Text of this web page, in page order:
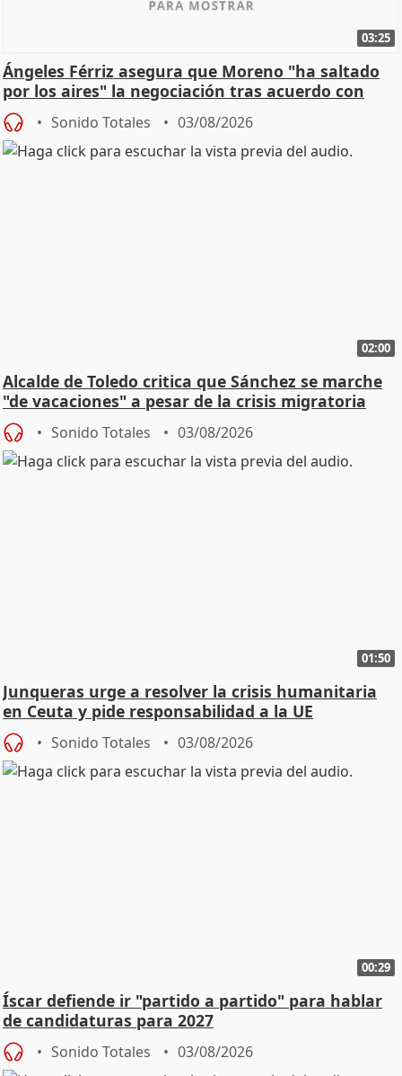
03:25
Ángeles Férriz asegura que Moreno "ha saltado
por los aires" la negociación tras acuerdo con
SMA
Sonido Totales 03/08/2026
02:00
Alcalde de Toledo critica que Sánchez se marche
"de vacaciones" a pesar de la crisis migratoria
Sonido Totales 03/08/2026
01:50
Junqueras urge a resolver la crisis humanitaria
en Ceuta y pide responsabilidad a la UE
Sonido Totales 03/08/2026
00:29
Íscar defiende ir "partido a partido" para hablar
de candidaturas para 2027
Sonido Totales 03/08/2026